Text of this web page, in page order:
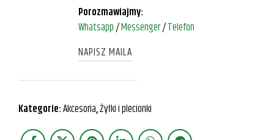
Porozmawiajmy:
Whatsapp/Messenger/Telefon
NAPISZ MAILA
Kategorie:Akcesoria,Żyłki i plecionki